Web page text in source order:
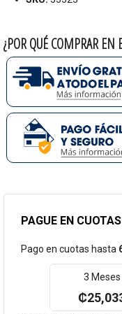
Marca
¿POR QUÉ COMPRAR EN
PAGUE EN CUOTAS
Pago en cuotas hasta
3 Meses